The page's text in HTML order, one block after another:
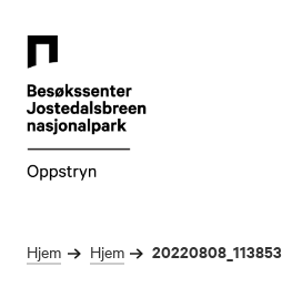
Hjem Hjem 20220808_113853